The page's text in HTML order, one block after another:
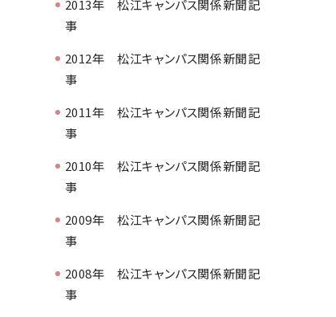
2013年 松江キャンパス関係新聞記
事
2012年 松江キャンパス関係新聞記
事
2011年 松江キャンパス関係新聞記
事
2010年 松江キャンパス関係新聞記
事
2009年 松江キャンパス関係新聞記
事
2008年 松江キャンパス関係新聞記
事